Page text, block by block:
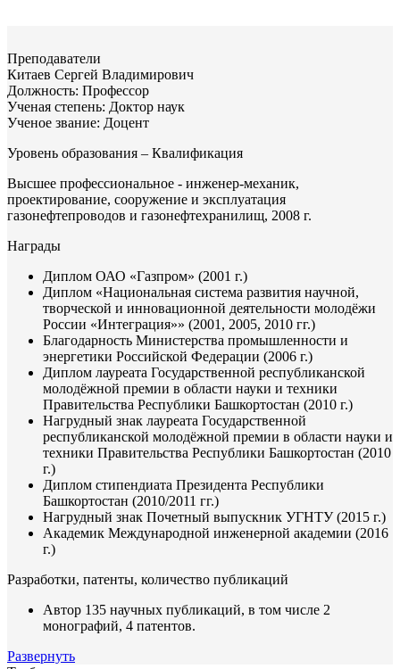
Преподаватели
Китаев Сергей Владимирович
Должность: Профессор
Ученая степень: Доктор наук
Ученое звание: Доцент
Уровень образования – Квалификация
Высшее профессиональное - инженер-механик,
проектирование, сооружение и эксплуатация
газонефтепроводов и газонефтехранилищ, 2008 г.
Награды
Диплом ОАО «Газпром» (2001 г.)
Диплом «Национальная система развития научной,
творческой и инновационной деятельности молодёжи
России «Интеграция»» (2001, 2005, 2010 гг.)
Благодарность Министерства промышленности и
энергетики Российской Федерации (2006 г.)
Диплом лауреата Государственной республиканской
молодёжной премии в области науки и техники
Правительства Республики Башкортостан (2010 г.)
Нагрудный знак лауреата Государственной
республиканской молодёжной премии в области науки и
техники Правительства Республики Башкортостан (2010
г.)
Диплом стипендиата Президента Республики
Башкортостан (2010/2011 гг.)
Нагрудный знак Почетный выпускник УГНТУ (2015 г.)
Академик Международной инженерной академии (2016
г.)
Разработки, патенты, количество публикаций
Автор 135 научных публикаций, в том числе 2
монографий, 4 патентов.
Развернуть